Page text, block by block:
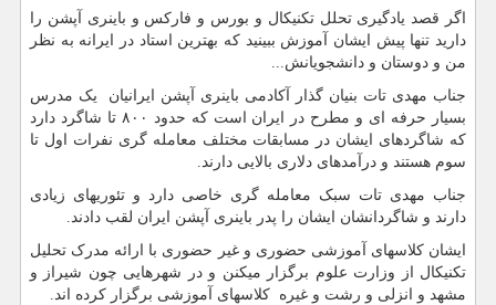
اگر قصد یادگیری تحلل تکنیکال و بورس و فارکس و باینری آپشن را
دارید تنها پیش ایشان آموزش ببینید که بهترین استاد در ایرانه به نظر
من و دوستان و دانشجویانش...
جناب مهدی تات بنیان گذار آکادمی باینری آپشن ایرانیان یک مدرس
بسیار حرفه ای و مطرح در ایران است که حدود ۸۰۰ تا شاگرد دارد
که شاگردهای ایشان در مسابقات مختلف معامله گری نفرات اول تا
سوم هستند و درآمدهای دلاری بالایی دارند.
جناب مهدی تات سبک معامله گری خاصی دارد و تئوریهای زیادی
دارند و شاگردانشان ایشان را پدر باینری آپشن ایران لقب دادند.
ایشان کلاسهای آموزشی حضوری و غیر حضوری با ارائه مدرک تحلیل
تکنیکال از وزارت علوم برگزار میکنن و در شهرهایی چون شیراز و
مشهد و انزلی و رشت و غیره کلاسهای آموزشی برگزار کرده اند.